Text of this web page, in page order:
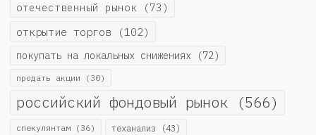
отечественный рынок (73)
открытие торгов (102)
покупать на локальных снижениях (72)
продать акции (30)
российский фондовый рынок (566)
спекулянтам (36) теханализ (43)